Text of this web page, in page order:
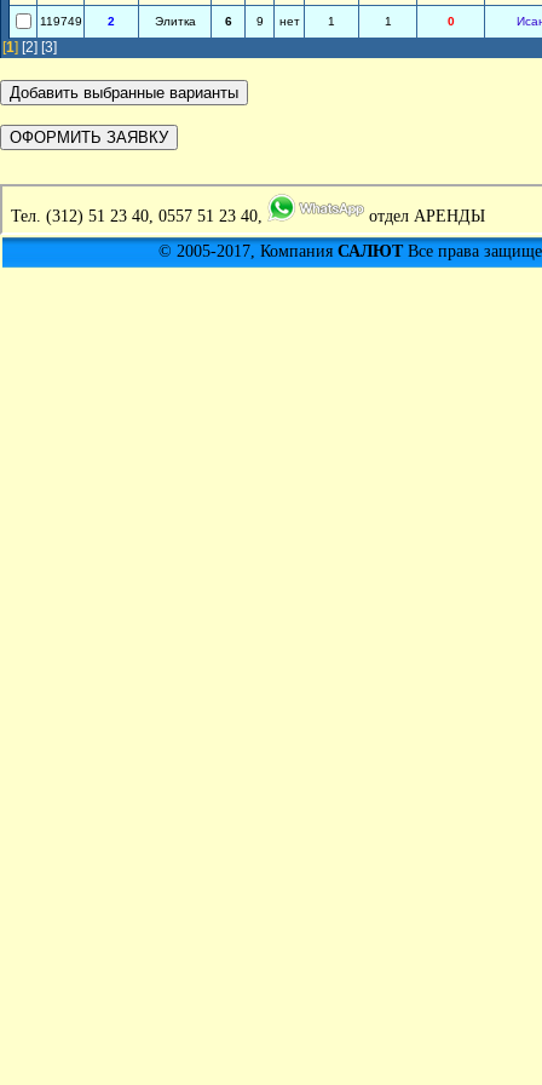
119749 2 Элитка 6 9 нет 1 1 0
[1] [2] [3]
Тел. (312) 51 23 40, 0557 51 23 40,
отдел АРЕНДЫ
© 2005-2017, Компания САЛЮТВсе права